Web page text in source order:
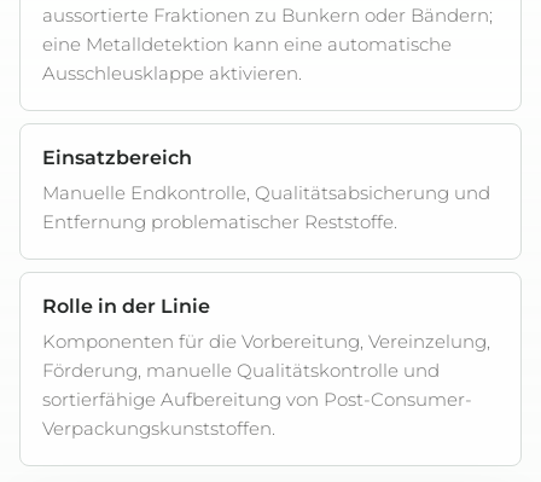
aussortierte Fraktionen zu Bunkern oder Bändern;
eine Metalldetektion kann eine automatische
Ausschleusklappe aktivieren.
Einsatzbereich
Manuelle Endkontrolle, Qualitätsabsicherung und
Entfernung problematischer Reststoffe.
Rolle in der Linie
Komponenten für die Vorbereitung, Vereinzelung,
Förderung, manuelle Qualitätskontrolle und
sortierfähige Aufbereitung von Post-Consumer-
Verpackungskunststoffen.